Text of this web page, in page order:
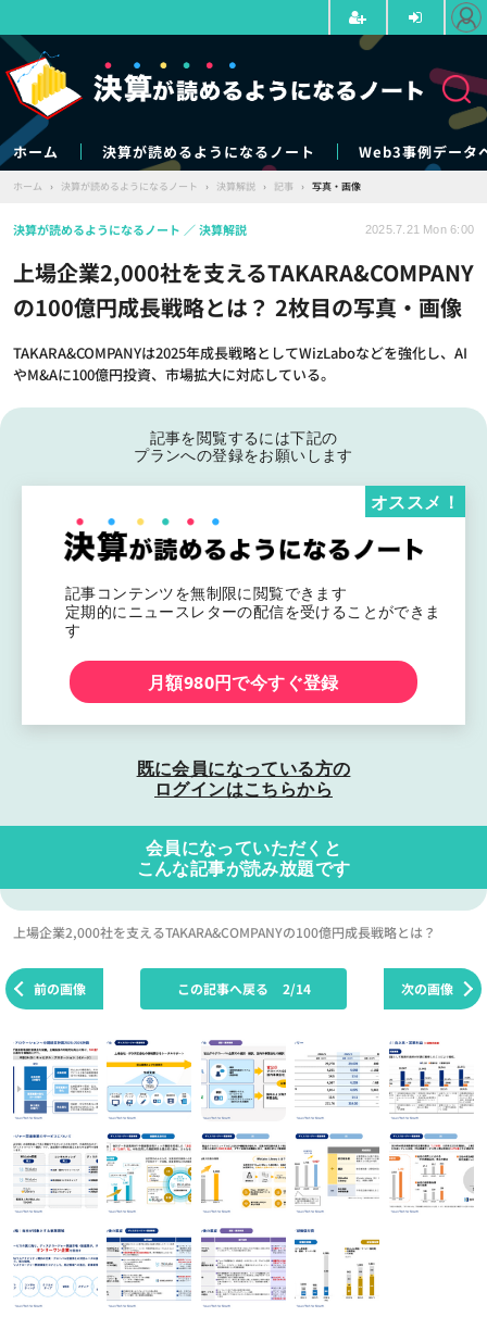
ホーム 決算が読めるようになるノート Web3事例データ
ホーム › 決算が読めるようになるノート › 決算解説 › 記事 › 写真・画像
上場企業2,000社を支えるTAKARA&COMPANY
の100億円成長戦略とは？ 2枚目の写真・画像
TAKARA&COMPANYは2025年成長戦略としてWizLaboなどを強化し、AI
やM&Aに100億円投資、市場拡大に対応している。
決算が読めるようになるノート 決算解説 2025.7.21 Mon 6:00
記事を閲覧するには下記の
プランへの登録をお願いします
記事コンテンツを無制限に閲覧できます
定期的にニュースレターの配信を受けることができま
す
オススメ！
月額980円で今すぐ登録
既に会員になっている方の
ログインはこちらから
会員になっていただくと
こんな記事が読み放題です
上場企業2,000社を支えるTAKARA&COMPANYの100億円成長戦略とは？
前の画像 次の画像
この記事へ戻る 2/14